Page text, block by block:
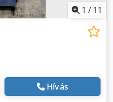
1 / 11
Hívás